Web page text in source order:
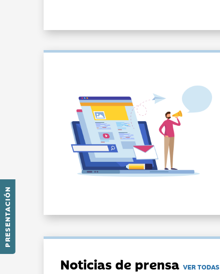
PRESENTACIÓN
Noticias de prensaVER TODAS